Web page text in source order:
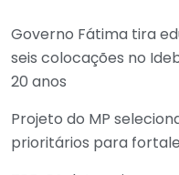
Governo Fátima tira
seis colocações no
20 anos
Projeto do MP
prioritários para